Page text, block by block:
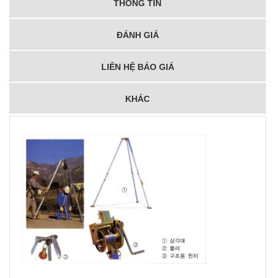
THÔNG TIN
ĐÁNH GIÁ
LIÊN HỆ BÁO GIÁ
KHÁC